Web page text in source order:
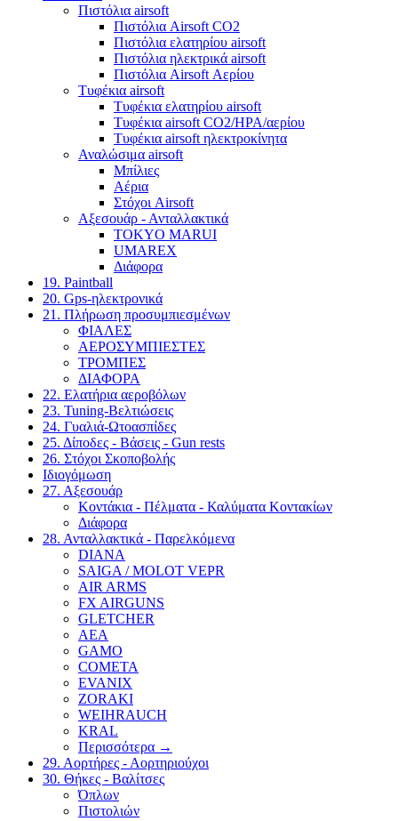
Πιστόλια airsoft
Πιστόλια Airsoft CO2
Πιστόλια ελατηρίου airsoft
Πιστόλια ηλεκτρικά airsoft
Πιστόλια Airsoft Αερίου
Τυφέκια airsoft
Τυφέκια ελατηρίου airsoft
Τυφέκια airsoft CO2/HPA/αερίου
Τυφέκια airsoft ηλεκτροκίνητα
Αναλώσιμα airsoft
Μπίλιες
Αέρια
Στόχοι Airsoft
Αξεσουάρ - Ανταλλακτικά
TOKYO MARUI
UMAREX
Διάφορα
19. Paintball
20. Gps-ηλεκτρονικά
21. Πλήρωση προσυμπιεσμένων
ΦΙΑΛΕΣ
ΑΕΡΟΣΥΜΠΙΕΣΤΕΣ
ΤΡΟΜΠΕΣ
ΔΙΑΦΟΡΑ
22. Ελατήρια αεροβόλων
23. Tuning-Βελτιώσεις
24. Γυαλιά-Ωτοασπίδες
25. Δίποδες - Βάσεις - Gun rests
26. Στόχοι Σκοποβολής
Ιδιογόμωση
27. Αξεσουάρ
Κοντάκια - Πέλματα - Καλύματα Κοντακίων
Διάφορα
28. Ανταλλακτικά - Παρελκόμενα
DIANA
SAIGA / MOLOT VEPR
AIR ARMS
FX AIRGUNS
GLETCHER
AEA
GAMO
COMETA
EVANIX
ZORAKI
WEIHRAUCH
KRAL
Περισσότερα →
29. Αορτήρες - Αορτηριούχοι
30. Θήκες - Βαλίτσες
Όπλων
Πιστολιών